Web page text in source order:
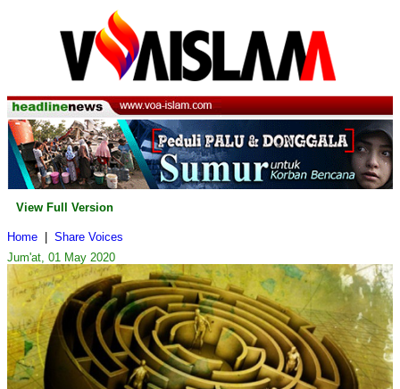
View Full Version
Home
Share Voices
Jum'at, 01 May 2020